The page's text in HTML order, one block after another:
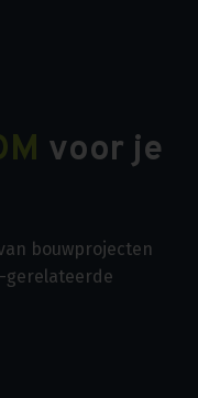
voor je
bouwprojecten
gerelateerde